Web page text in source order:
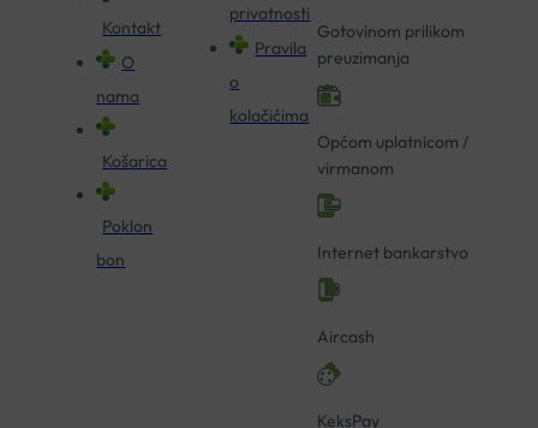
Kontakt
O
nama
Košarica
Poklon
bon
privatnosti
Pravila
o
kolačićima
Gotovinom prilikom
preuzimanja
Općom uplatnicom /
virmanom
Internet bankarstvo
Aircash
KeksPay